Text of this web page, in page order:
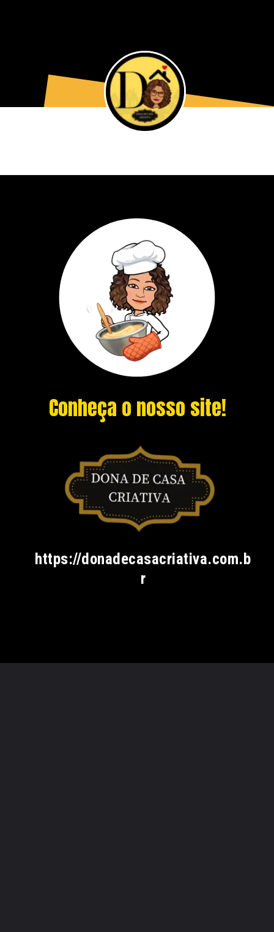
Conheça o nosso site!
https://donadecasacriativa.com.b
r